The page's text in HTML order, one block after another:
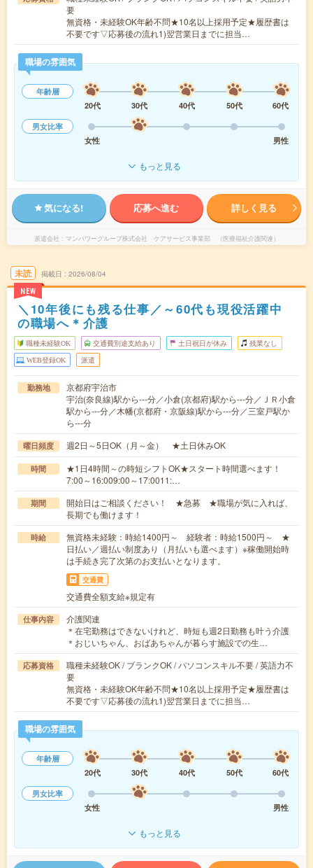
要
無資格・未経験OK年齢不問★10名以上採用予定★履歴書は
不要です▽応募後の流れ1)翌営業日までに担当…
職場の雰囲気
年齢層
20代
30代 40代 50代
60代
男女比率
女性
男性
もっと見る
気になる! 応募へ進む 詳しく見る
派遣会社 マンパワーグループ株式会社 ケアサービス事業部 （医療福祉介護関連）
未読
NEW
掲載日 2026/08/04
＼10年後にも残る仕事／～60代も現役活躍中
の職場へ＊介護
職種未経験OK 交通費別途支給あり 土日祝日が休み 残業なし
WEB登録OK 派遣
勤務地
京都府宇治市
宇治(奈良線)駅から---分／小倉(京都府)駅から---分／ＪＲ小倉
駅から---分／木幡(京都府・京阪線)駅から---分／三室戸駅か
ら---分
曜日頻度 週2日～5日OK（月～金） ★土日休みOK
時間
★1日4時間～の時短シフトOK★スタート時間選べます！
7:00～16:009:00～17:0011:…
期間
開始日はご相談ください！ ★急募 ★職場が気に入れば、
長期でも働けます！
時給
無資格未経験：時給1400円～ 経験者：時給1500円～ ★
日払い／週払い制度あり（月払いも選べます）※稼働開始時
は手続き完了次第のお支払いとなります。
交通費
交通費全額支給※規定有
仕事内容
介護関連
＊在宅勤務はできないけれど、時短も週2日勤務も叶う介護
＊おじいちゃん、おばあちゃんが暮らす施設での生…
応募資格
職種未経験OK / ブランクOK / パソコンスキル不要 / 英語力不
要
無資格・未経験OK年齢不問★10名以上採用予定★履歴書は
不要です▽応募後の流れ1)翌営業日までに担当…
職場の雰囲気
年齢層
20代
30代 40代 50代
60代
男女比率
女性
男性
もっと見る